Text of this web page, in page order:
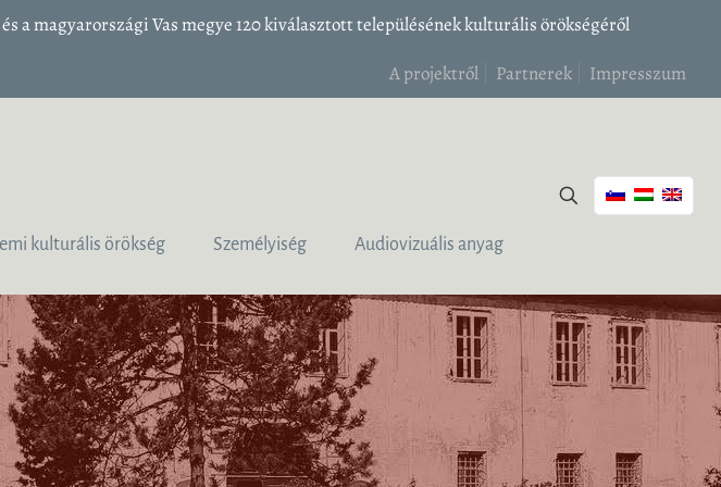
a magyarországi Vas megye 120 kiválasztott településének kulturális örökségéről
A projektről
Partnerek Impresszum
kulturális örökség Személyiség Audiovizuális anyag